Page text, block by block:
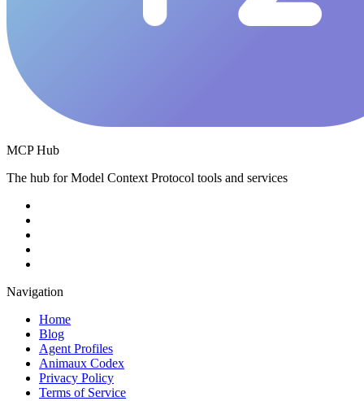
MCP Hub
The hub for Model Context Protocol tools and services
Navigation
Home
Blog
Agent Profiles
Animaux Codex
Privacy Policy
Terms of Service